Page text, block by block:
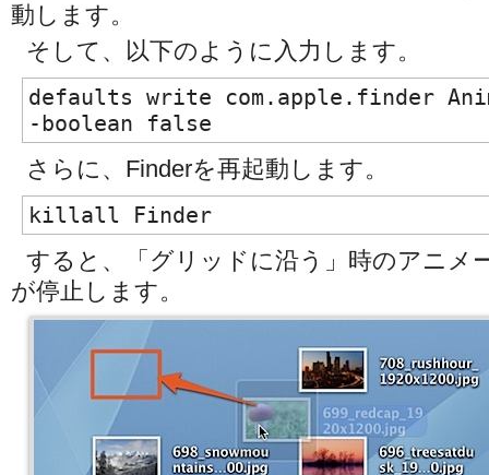
動します。
そして、以下のように入力します。
defaults write com.apple.finder
-boolean false
さらに、Finderを再起動します。
killall Finder
すると、「グリッドに沿う」時のアニメ
が停止します。